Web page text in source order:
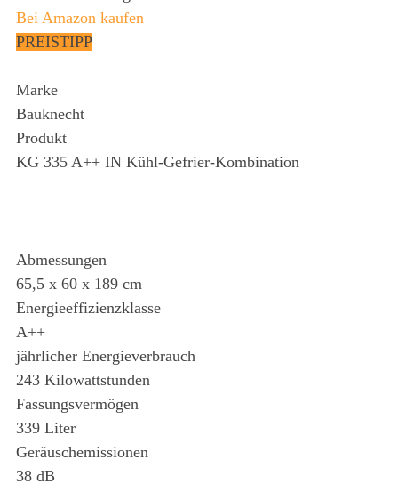
Bei Amazon kaufen
PREISTIPP
Marke
Bauknecht
Produkt
KG 335 A++ IN Kühl-Gefrier-Kombination
Abmessungen
65,5 x 60 x 189 cm
Energieeffizienzklasse
A++
jährlicher Energieverbrauch
243 Kilowattstunden
Fassungsvermögen
339 Liter
Geräuschemissionen
38 dB